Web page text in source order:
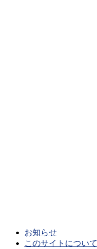
お知らせ
このサイトについて